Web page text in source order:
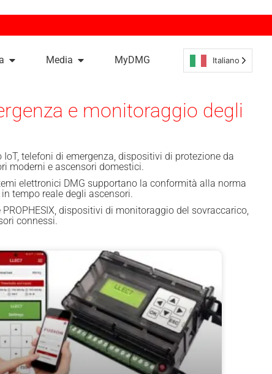
Media MyDMG Italiano
e monitoraggio degli
telefoni di emergenza, dispositivi di protezione da
moderni e ascensori domestici.
elettronici DMG supportano la conformità alla norma
tempo reale degli ascensori.
dispositivi di monitoraggio del sovraccarico,
connessi.